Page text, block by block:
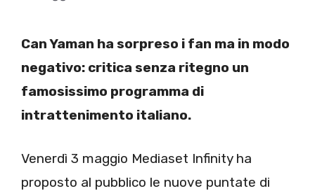
Can Yaman ha sorpreso i fan ma in modo
negativo: critica senza ritegno un
famosissimo programma di
intrattenimento italiano.
Venerdì 3 maggio Mediaset Infinity ha
proposto al pubblico le nuove puntate di